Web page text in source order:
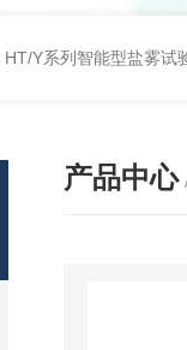
HT/Y系列智能型盐雾试
产品中心